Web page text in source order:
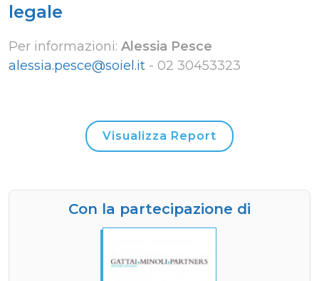
legale
Per informazioni: Alessia Pesce
alessia.pesce@soiel.it - 02 30453323
Visualizza Report
Con la partecipazione di